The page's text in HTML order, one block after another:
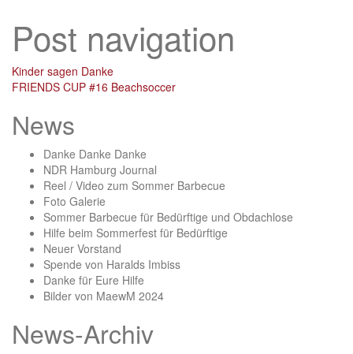
Post navigation
Kinder sagen Danke
FRIENDS CUP #16 Beachsoccer
News
Danke Danke Danke
NDR Hamburg Journal
Reel / Video zum Sommer Barbecue
Foto Galerie
Sommer Barbecue für Bedürftige und Obdachlose
Hilfe beim Sommerfest für Bedürftige
Neuer Vorstand
Spende von Haralds Imbiss
Danke für Eure Hilfe
Bilder von MaewM 2024
News-Archiv